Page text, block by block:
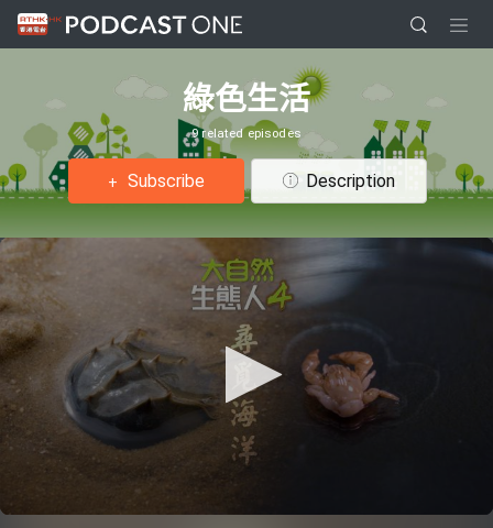
綠色生活
9 related episodes
Subscribe Description